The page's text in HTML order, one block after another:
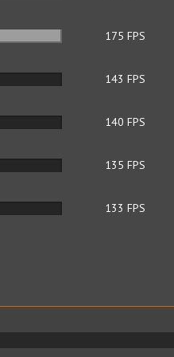
175 FPS
143 FPS
140 FPS
135 FPS
133 FPS